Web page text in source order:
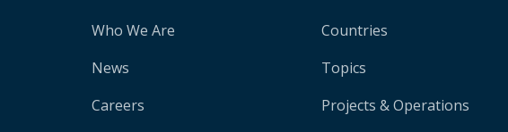
Who We Are
News
Careers
Countries
Topics
Projects & Operations